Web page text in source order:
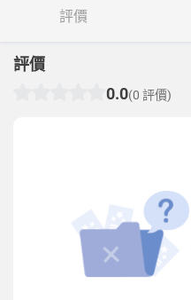
評價
評價
0.0(0 評價)